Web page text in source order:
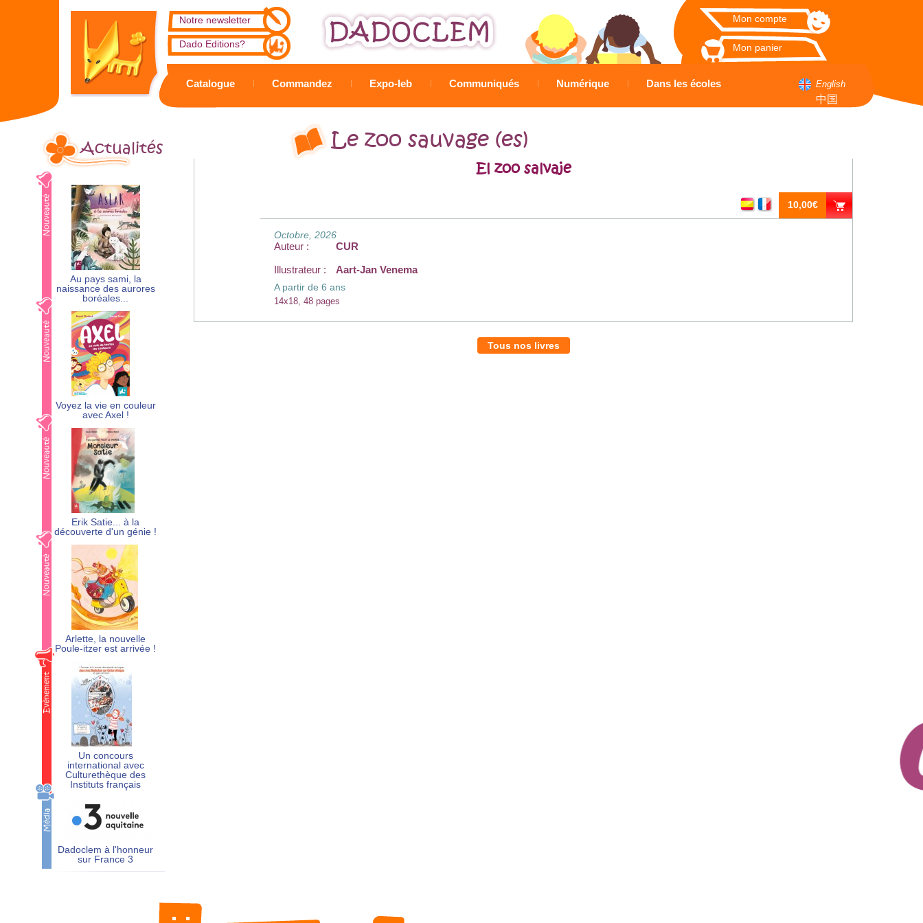
Mon compte
Mon panier
Notre newsletter
Dado Editions?
Catalogue Commandez Expo-leb Communiqués Numérique Dans les écoles English
中国
Le zoo sauvage (es)
El zoo salvaje
10,00€
Octobre, 2026
Auteur :
CUR
Illustrateur :
Aart-Jan Venema
A partir de 6 ans
14x18, 48 pages
Tous nos livres
Actualités
Au pays sami, la
naissance des aurores
boréales...
Voyez la vie en couleur
avec Axel !
Erik Satie... à la
découverte d'un génie !
Arlette, la nouvelle
Poule-itzer est arrivée !
Un concours
international avec
Culturethèque des
Instituts français
Dadoclem à l'honneur
sur France 3